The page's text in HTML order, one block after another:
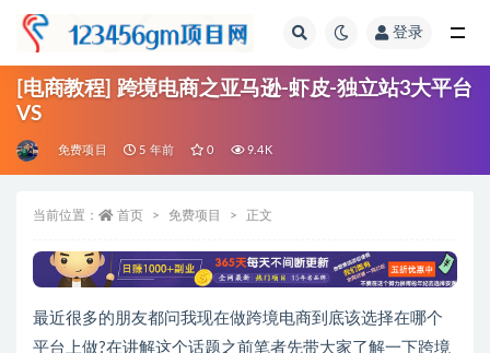
登录
[电商教程] 跨境电商之亚马逊-虾皮-独立站3大平台
VS
免费项目 5 年前 0 9.4K
当前位置： 首页 免费项目 正文
最近很多的朋友都问我现在做跨境电商到底该选择在哪个
平台上做?在讲解这个话题之前笔者先带大家了解一下跨境